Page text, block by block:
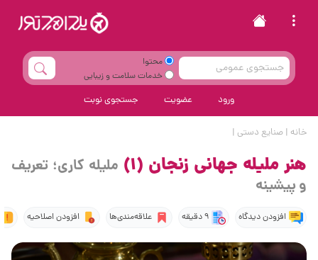
محتوا
خدمات سلامت و زیبایی
ورود عضویت جستجوی نوبت
خانه |صنایع دستی |
هنر ملیله جهانی زنجان (1)
ملیله کاری؛ تعریف
و پیشینه
افزودن دیدگاه 9 دقیقه علاقه‌مندی‌ها افزودن اصلاحیه